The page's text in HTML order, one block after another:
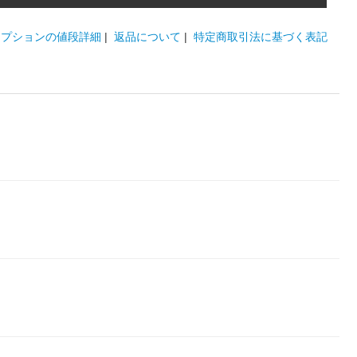
ションの値段詳細 | 返品について | 特定商取引法に基づく表記